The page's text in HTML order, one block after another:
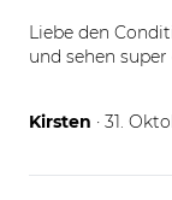
Liebe den
und sehen
Kirsten 31.10.25
· 31.